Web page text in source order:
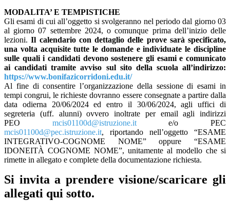
MODALITA’ E TEMPISTICHE
Gli esami di cui all’oggetto si svolgeranno nel periodo dal giorno 03
al giorno 07 settembre 2024, o comunque prima dell’inizio delle
lezioni.Il calendario con dettaglio delle prove sarà specificato,
una volta acquisite tutte le domande e individuate le discipline
sulle quali i candidati devono sostenere gli esami e comunicato
ai candidati tramite avviso sul sito della scuola all’indirizzo:
https://www.bonifazicorridoni.edu.it/
Al fine di consentire l’organizzazione della sessione di esami in
tempi congrui, le richieste dovranno essere consegnate a partire dalla
data odierna 20/06/2024 ed entro il 30/06/2024, agli uffici di
segreteria (uff. alunni) ovvero inoltrate per email agli indirizzi
PEO mcis01100d@istruzione.ite/o PEC
mcis01100d@pec.istruzione.it, riportando nell’oggetto “ESAME
INTEGRATIVO-COGNOME NOME” oppure “ESAME
IDONEITÀ COGNOME NOME”, unitamente al modello che si
rimette in allegato e complete della documentazione richiesta.
Si invita a prendere visione/scaricare gli
allegati qui sotto.